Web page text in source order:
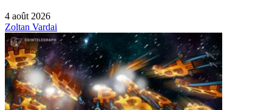
4 août 2026
Zoltan Vardai